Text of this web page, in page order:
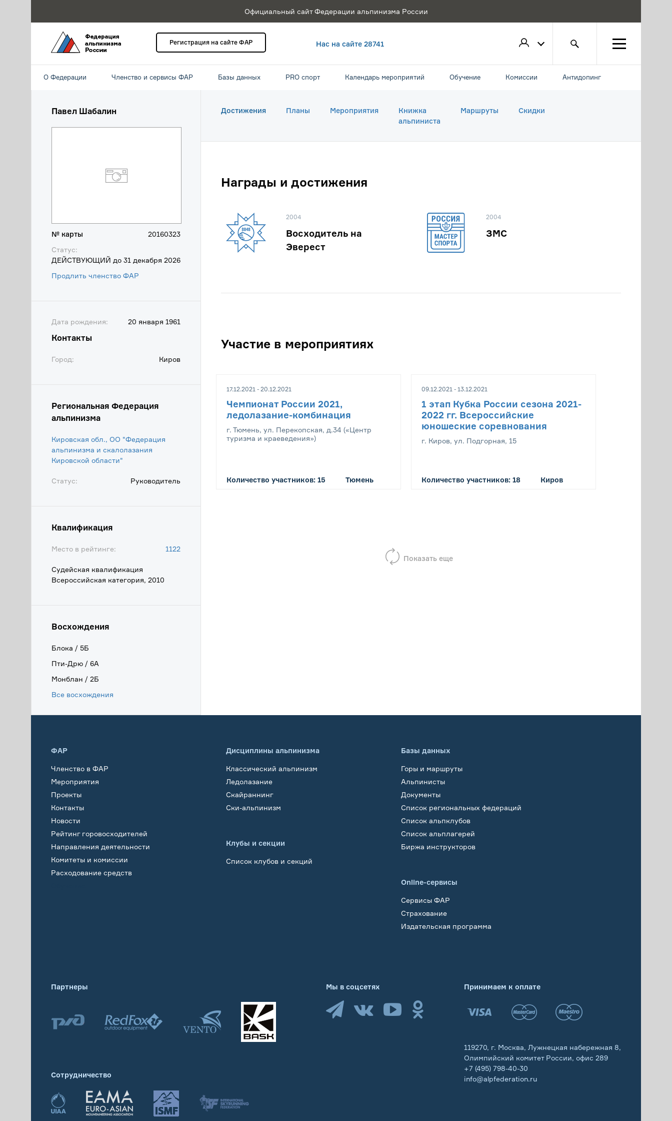
Официальный сайт Федерации альпинизма России
Регистрация на сайте ФАР Нас на сайте 28741
О Федерации Членство и сервисы ФАР Базы данных PRO спорт Календарь мероприятий Обучение Комиссии Антидопинг
Павел Шабалин
№ карты
20160323
Статус:
ДЕЙСТВУЮЩИЙ до 31 декабря 2026
Продлить членство ФАР
Дата рождения: 20 января 1961
Контакты
Город: Киров
Региональная Федерация
альпинизма
Кировская обл., ОО "Федерация
альпинизма и скалолазания
Кировской области"
Статус: Руководитель
Квалификация
Место в рейтинге: 1122
Судейская квалификация
Всероссийская категория, 2010
Восхождения
Блока / 5Б
Пти-Дрю / 6А
Монблан / 2Б
Все восхождения
Достижения Планы Мероприятия
Книжка
альпиниста
Маршруты Скидки
Награды и достижения
2004
Восходитель на
Эверест
2004
ЗМС
Участие в мероприятиях
17.12.2021 - 20.12.2021
Чемпионат России 2021,
ледолазание-комбинация
г. Тюмень, ул. Перекопская, д.34 («Центр
туризма и краеведения»)
Количество участников: 15 Тюмень
09.12.2021 - 13.12.2021
1 этап Кубка России сезона 2021-
2022 гг. Всероссийские
юношеские соревнования
г. Киров, ул. Подгорная, 15
Количество участников: 18 Киров
Показать еще
ФАР
Членство в ФАР
Мероприятия
Проекты
Контакты
Новости
Рейтинг горовосходителей
Направления деятельности
Комитеты и комиссии
Расходование средств
Дисциплины альпинизма
Классический альпинизм
Ледолазание
Скайраннинг
Ски-альпинизм
Клубы и секции
Список клубов и секций
Базы данных
Горы и маршруты
Альпинисты
Документы
Список региональных федераций
Список альпклубов
Список альплагерей
Биржа инструкторов
Online-сервисы
Сервисы ФАР
Страхование
Издательская программа
Партнеры
Сотрудничество
Принимаем к оплате
119270, г. Москва, Лужнецкая набережная 8,
Олимпийский комитет России, офис 289
+7 (495) 798-40-30
info@alpfederation.ru
Мы в соцсетях